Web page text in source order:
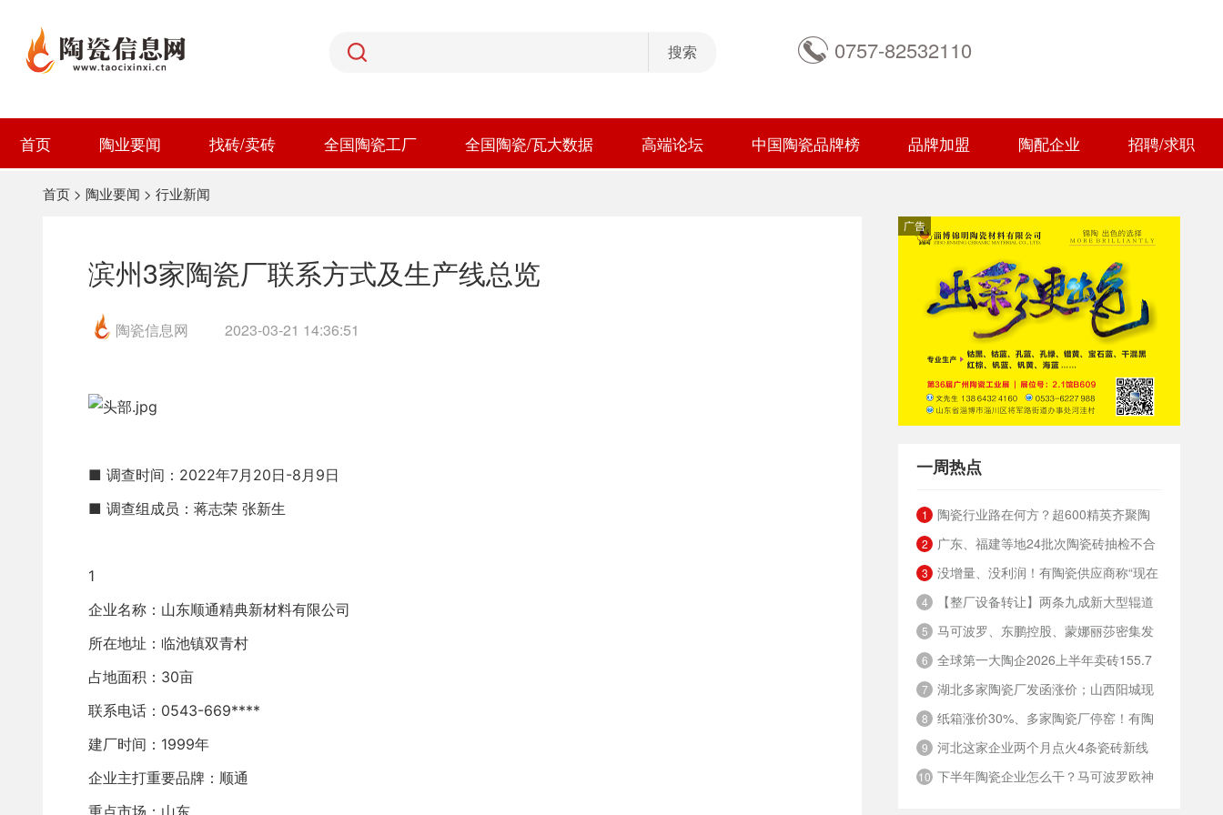
0757-82532110
首页 陶业要闻 找砖/卖砖 全国陶瓷工厂 全国陶瓷/瓦大数据 高端论坛 中国陶瓷品牌榜 品牌加盟 陶配企业 招聘/求职
首页 > 陶业要闻 > 行业新闻
滨州3家陶瓷厂联系方式及生产线总览
陶瓷信息网 2023-03-21 14:36:51
■ 调查时间：2022年7月20日-8月9日
■ 调查组成员：蒋志荣 张新生
1
企业名称：山东顺通精典新材料有限公司
所在地址：临池镇双青村
占地面积：30亩
联系电话：0543-669****
建厂时间：1999年
企业主打重要品牌：顺通
重点市场：山东
一周热点
1
陶瓷行业路在何方？超600精英齐聚陶
业年度思想盛会，樊纲、何乾、龙建刚献智
破局
2
广东、福建等地24批次陶瓷砖抽检不合
格，67%为吸水率不达标
3
没增量、没利润！有陶瓷供应商称“现在
的市场堪比春节前夕”
4
【整厂设备转让】两条九成新大型辊道
窑
5
马可波罗、东鹏控股、蒙娜丽莎密集发
布公告，合计新获28项专利
6
全球第一大陶企2026上半年卖砖155.7
亿元，瓷砖净利润9.8亿元
7
湖北多家陶瓷厂发函涨价；山西阳城现
有15家陶瓷厂，过去两年火热技改
8
纸箱涨价30%、多家陶瓷厂停窑！有陶
企老板呼吁：不能再扩产能了
9 河北这家企业两个月点火4条瓷砖新线
10 下半年陶瓷企业怎么干？马可波罗欧神